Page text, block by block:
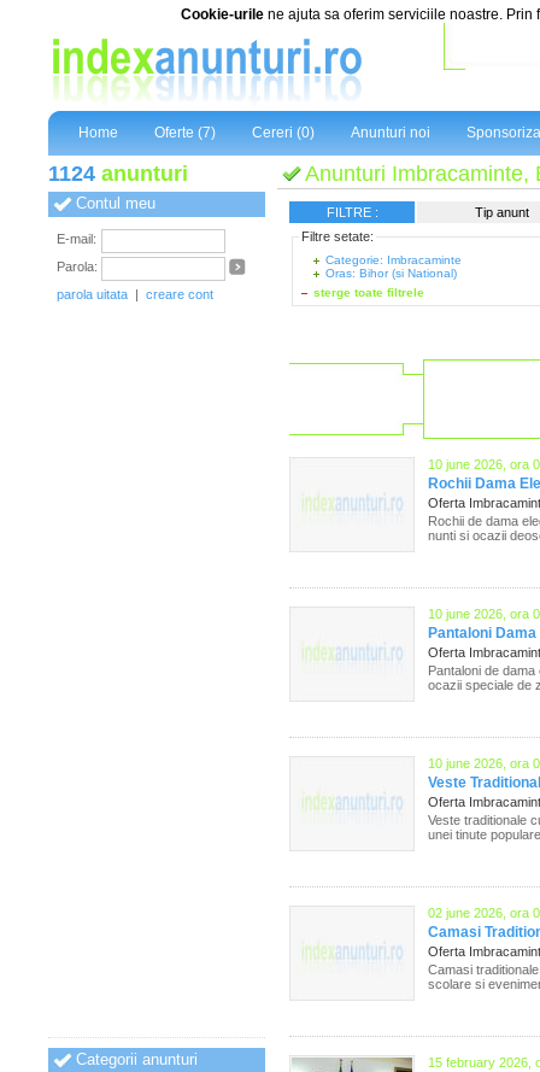
Cookie-urile ne ajuta sa oferim serviciile noastre.
Home Oferte (7) Cereri (0) Anunturi noi
1124 anunturi
Contul meu
E-mail:
Parola:
parola uitata | creare cont
Categorii anunturi
Anunturi Imbracaminte,
FILTRE :
Tip anunt
Filtre setate:
Categorie: Imbracaminte
Oras: Bihor (si National)
sterge toate filtrele
10 june 2026, ora
Rochii Dama
Oferta
Rochii de dama
nunti si ocazii
10 june 2026, ora
Pantaloni
Oferta
Pantaloni de
ocazii speciale de
10 june 2026, ora
Veste
Oferta
Veste traditionale
unei tinute
02 june 2026, ora
Camasi
Oferta
Camasi
scolare si
15 february 2026,